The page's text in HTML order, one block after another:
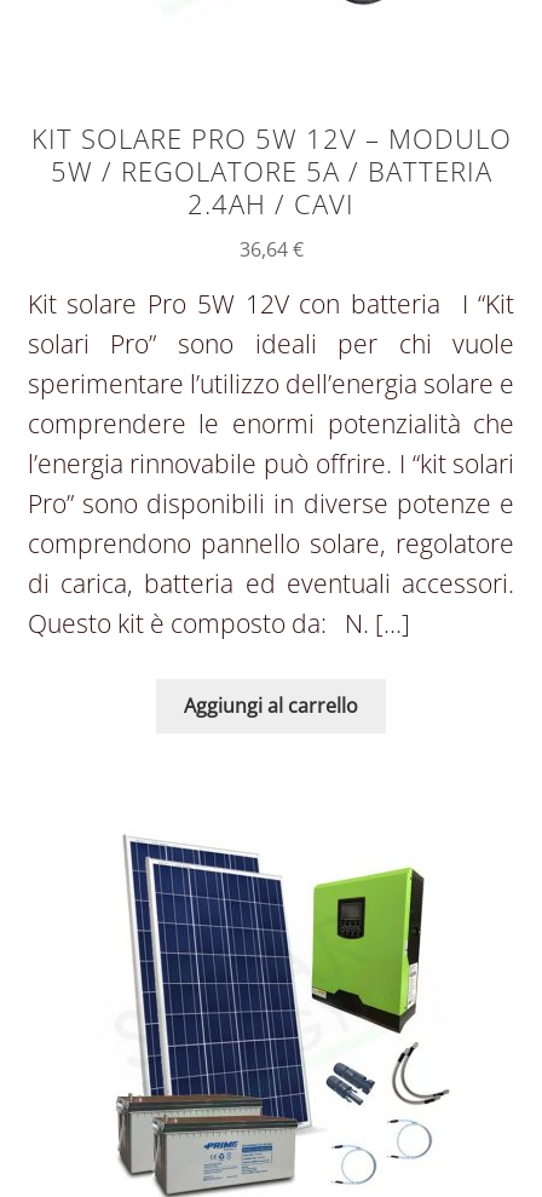
KIT SOLARE PRO 5W 12V – MODULO
5W / REGOLATORE 5A / BATTERIA
2.4AH / CAVI
36,64€
Kit solare Pro 5W 12V con batteria I “Kit
solari Pro” sono ideali per chi vuole
sperimentare l’utilizzo dell’energia solare e
comprendere le enormi potenzialità che
l’energia rinnovabile può offrire. I “kit solari
Pro” sono disponibili in diverse potenze e
comprendono pannello solare, regolatore
di carica, batteria ed eventuali accessori.
Questo kit è composto da: N. […]
Aggiungi al carrello